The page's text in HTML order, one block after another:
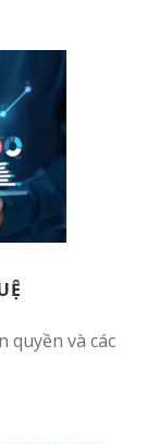
quyền và các